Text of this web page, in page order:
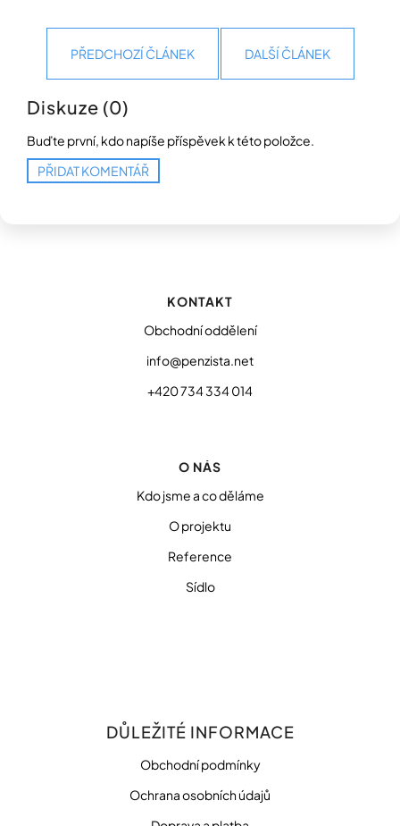
PŘEDCHOZÍ ČLÁNEK DALŠÍ ČLÁNEK
Diskuze (0)
Buďte první, kdo napíše příspěvek k této položce.
PŘIDAT KOMENTÁŘ
KONTAKT
Obchodní oddělení
info@penzista.net
+420 734 334 014
O NÁS
Kdo jsme a co děláme
O projektu
Reference
Sídlo
DŮLEŽITÉ INFORMACE
Obchodní podmínky
Ochrana osobních údajů